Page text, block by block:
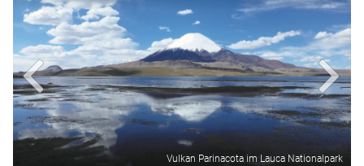
Vulkan Parinacota im Lauca Nationalpark